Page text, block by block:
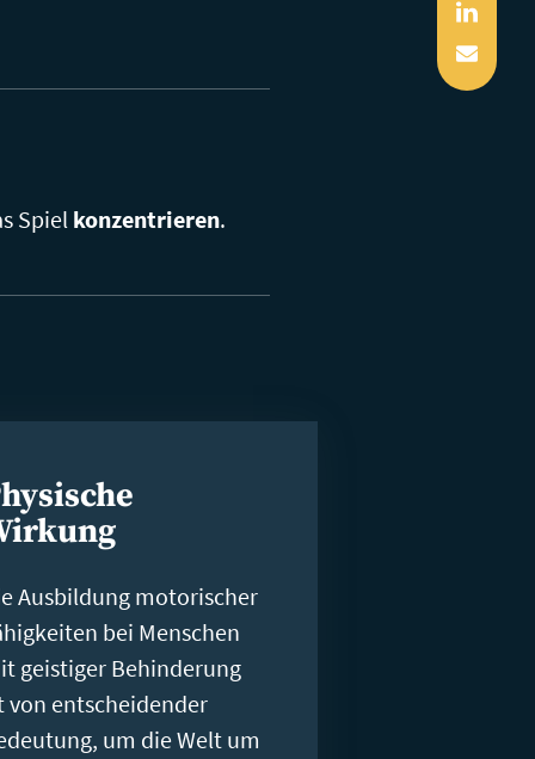
Mail
Spiel konzentrieren.
Ausbildung motorischer
bei Menschen
geistiger Behinderung
von entscheidender
um die Welt um